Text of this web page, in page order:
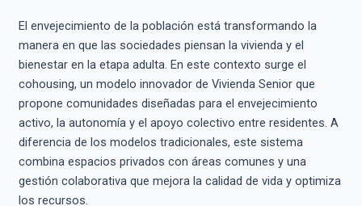
El envejecimiento de la población está transformando la
manera en que las sociedades piensan la vivienda y el
bienestar en la etapa adulta. En este contexto surge el
cohousing, un modelo innovador de Vivienda Senior que
propone comunidades diseñadas para el envejecimiento
activo, la autonomía y el apoyo colectivo entre residentes. A
diferencia de los modelos tradicionales, este sistema
combina espacios privados con áreas comunes y una
gestión colaborativa que mejora la calidad de vida y optimiza
los recursos.